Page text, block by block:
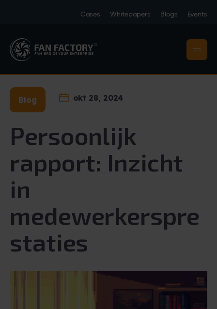
Cases Whitepapers Blogs Events
Blog okt 28, 2024
Persoonlijk
rapport: Inzicht
in
medewerkerspre
staties